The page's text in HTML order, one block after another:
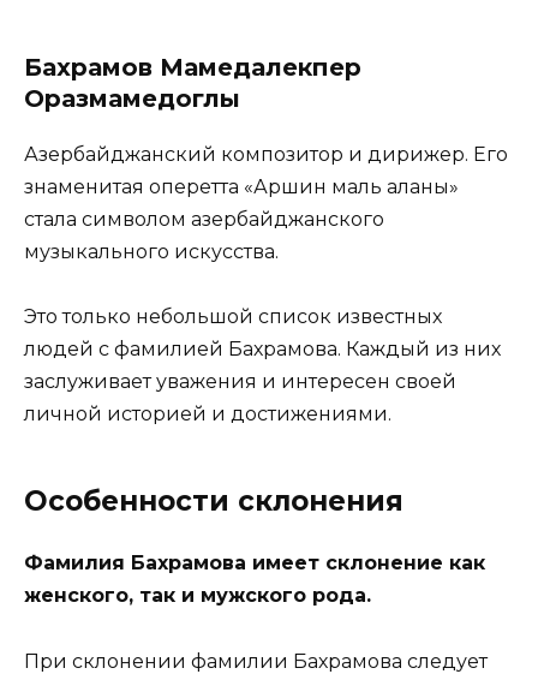
Бахрамов Мамедалекпер
Оразмамедоглы
Азербайджанский композитор и дирижер. Его
знаменитая оперетта «Аршин маль аланы»
стала символом азербайджанского
музыкального искусства.
Это только небольшой список известных
людей с фамилией Бахрамова. Каждый из них
заслуживает уважения и интересен своей
личной историей и достижениями.
Особенности склонения
Фамилия Бахрамова имеет склонение как
женского, так и мужского рода.
При склонении фамилии Бахрамова следует